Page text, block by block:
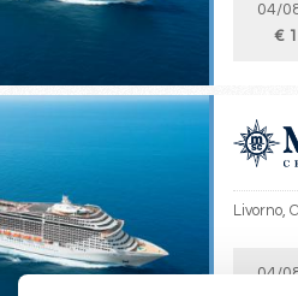
04/
€
Livorno,
04/